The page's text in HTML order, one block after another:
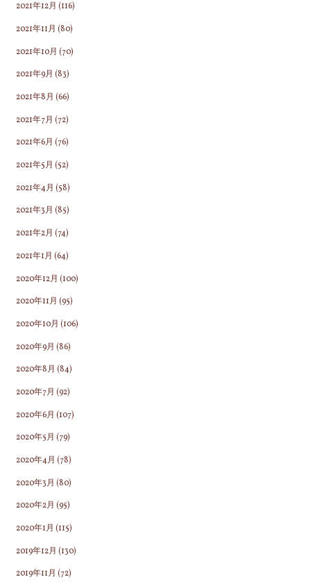
2021年12月 (116)
2021年11月 (80)
2021年10月 (70)
2021年9月 (83)
2021年8月 (66)
2021年7月 (72)
2021年6月 (76)
2021年5月 (52)
2021年4月 (58)
2021年3月 (85)
2021年2月 (74)
2021年1月 (64)
2020年12月 (100)
2020年11月 (95)
2020年10月 (106)
2020年9月 (86)
2020年8月 (84)
2020年7月 (92)
2020年6月 (107)
2020年5月 (79)
2020年4月 (78)
2020年3月 (80)
2020年2月 (95)
2020年1月 (115)
2019年12月 (130)
2019年11月 (72)